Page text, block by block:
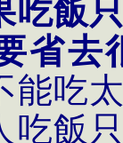
吃飯
省去
能吃
吃飯